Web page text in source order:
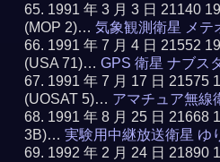
1991 年 3 月 3 日 21140
(MOP 2)…気象観測衛星 メテ
1991 年 7 月 4 日 21552
(USA 71)…GPS 衛星 ナブス
1991 年 7 月 17 日 21575
(UOSAT 5)… アマチュア無線
1991 年 8 月 25 日 21668
3B)…実験用中継放送衛星 ゆ
1992 年 2 月 24 日 21890